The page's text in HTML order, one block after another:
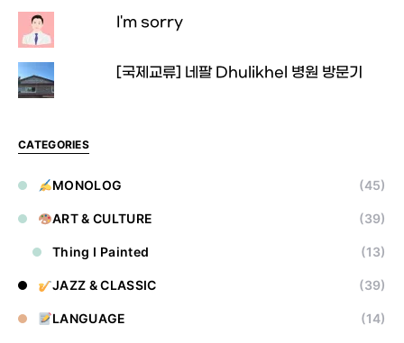
I'm sorry
[국제교류] 네팔 Dhulikhel 병원 방문기
CATEGORIES
MONOLOG (45)
ART & CULTURE (39)
Thing I Painted (13)
JAZZ & CLASSIC (39)
LANGUAGE (14)